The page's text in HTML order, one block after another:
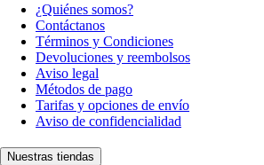
¿Quiénes somos?
Contáctanos
Términos y Condiciones
Devoluciones y reembolsos
Aviso legal
Métodos de pago
Tarifas y opciones de envío
Aviso de confidencialidad
Nuestras tiendas